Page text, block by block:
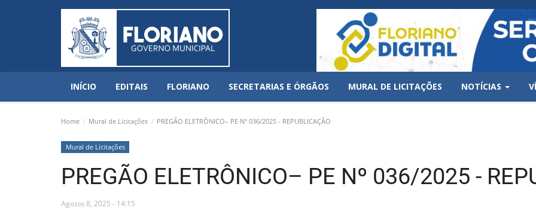
INÍCIO EDITAIS FLORIANO SECRETARIAS E ÓRGÃOS MURAL DE LICITAÇÕES NOTÍCIAS
Home Mural de Licitações PREGÃO ELETRÔNICO– PE Nº 036/2025 - REPUBLICAÇÃO
Mural de Licitações
PREGÃO ELETRÔNICO– PE Nº 036/2025 -
Agosto 8, 2025 - 14:15